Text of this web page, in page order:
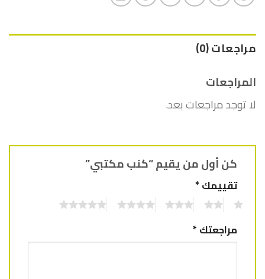
مراجعات (0)
المراجعات
لا توجد مراجعات بعد.
كن أول من يقيم “كنب مكتبي”
تقييمك*
مراجعتك*